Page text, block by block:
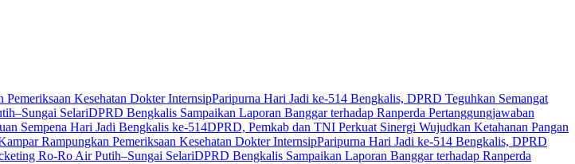
Kesehatan Dokter InternsipParipurna Hari Jadi ke-514 Bengkalis, DPRD Teguhkan Semangat
SelariDPRD Bengkalis Sampaikan Laporan Banggar terhadap Ranperda Pertanggungjawaban
Sempena Hari Jadi Bengkalis ke-514DPRD, Pemkab dan TNI Perkuat Sinergi Wujudkan Ketahanan Pangan
Rampungkan Pemeriksaan Kesehatan Dokter InternsipParipurna Hari Jadi ke-514 Bengkalis, DPRD
Ro-Ro Air Putih–Sungai SelariDPRD Bengkalis Sampaikan Laporan Banggar terhadap Ranperda